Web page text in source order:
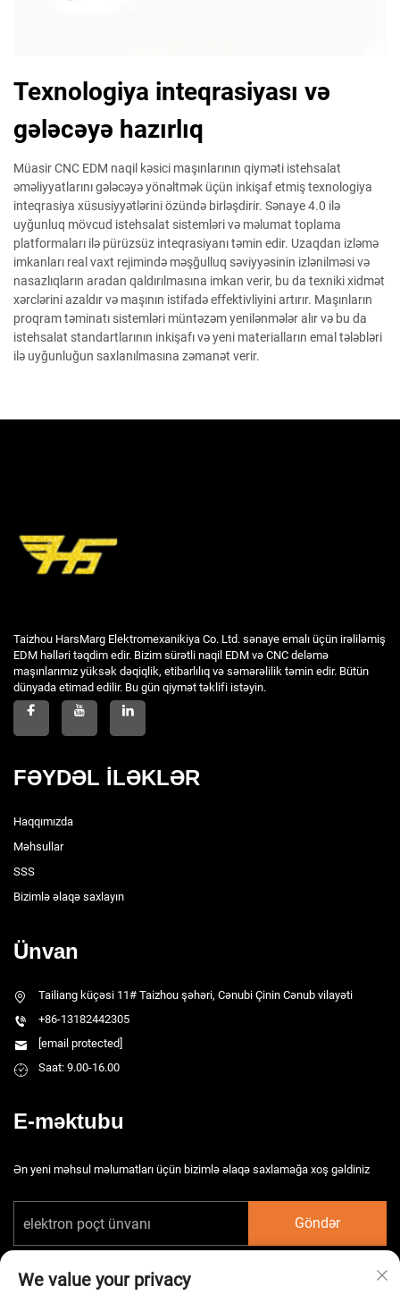
Texnologiya inteqrasiyası və
gələcəyə hazırlıq
Müasir CNC EDM naqil kəsici maşınlarının qiyməti istehsalat
əməliyyatlarını gələcəyə yönəltmək üçün inkişaf etmiş texnologiya
inteqrasiya xüsusiyyətlərini özündə birləşdirir. Sənaye 4.0 ilə
uyğunluq mövcud istehsalat sistemləri və məlumat toplama
platformaları ilə pürüzsüz inteqrasiyanı təmin edir. Uzaqdan izləmə
imkanları real vaxt rejimində məşğulluq səviyyəsinin izlənilməsi və
nasazlıqların aradan qaldırılmasına imkan verir, bu da texniki xidmət
xərclərini azaldır və maşının istifadə effektivliyini artırır. Maşınların
proqram təminatı sistemləri müntəzəm yenilənmələr alır və bu da
istehsalat standartlarının inkişafı və yeni materialların emal tələbləri
ilə uyğunluğun saxlanılmasına zəmanət verir.
Taizhou HarsMarg Elektromexanikiya Co. Ltd. sənaye emalı üçün irəliləmiş
EDM həlləri təqdim edir. Bizim sürətli naqil EDM və CNC deləmə
maşınlarımız yüksək dəqiqlik, etibarlılıq və səmərəlilik təmin edir. Bütün
dünyada etimad edilir. Bu gün qiymət təklifi istəyin.
FƏYDƏL İLƏKLƏR
Haqqımızda
Məhsullar
SSS
Bizimlə əlaqə saxlayın
Ünvan
Tailiang küçəsi 11# Taizhou şəhəri, Cənubi Çinin Cənub vilayəti
+86-13182442305
[email protected]
Saat: 9.00-16.00
E-məktubu
Ən yeni məhsul məlumatları üçün bizimlə əlaqə saxlamağa xoş gəldiniz
Göndər
We value your privacy